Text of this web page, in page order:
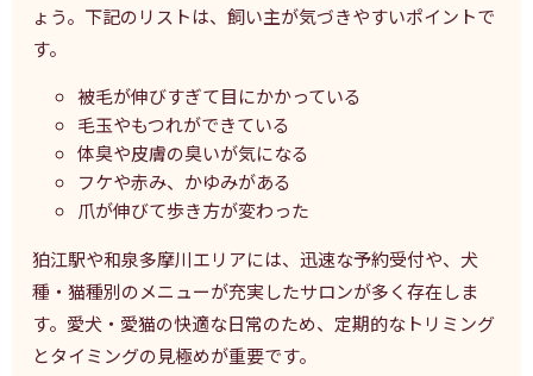
ょう。下記のリストは、飼い主が気づきやすいポイントで
す。
被毛が伸びすぎて目にかかっている
毛玉やもつれができている
体臭や皮膚の臭いが気になる
フケや赤み、かゆみがある
爪が伸びて歩き方が変わった
狛江駅や和泉多摩川エリアには、迅速な予約受付や、犬
種・猫種別のメニューが充実したサロンが多く存在しま
す。愛犬・愛猫の快適な日常のため、定期的なトリミング
とタイミングの見極めが重要です。